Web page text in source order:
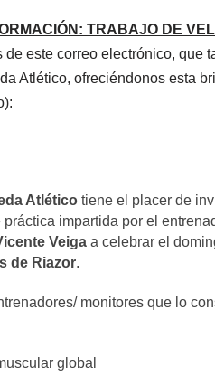
TRABAJO DE
de este correo electrónico, que
Atlético, ofreciéndonosesta
Atléticotiene el placer de
impartida por el
Veigaa celebrar el
de Riazor.
monitores que lo
global